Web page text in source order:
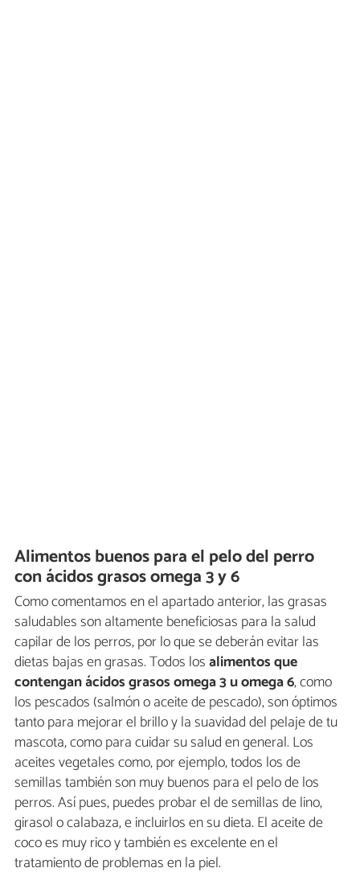
Alimentos buenos para el pelo del perro
con ácidos grasos omega 3 y 6
Como comentamos en el apartado anterior, las grasas
saludables son altamente beneficiosas para la salud
capilar de los perros, por lo que se deberán evitar las
dietas bajas en grasas. Todos losalimentos que
contengan ácidos grasos omega 3 u omega 6, como
los pescados (salmón o aceite de pescado), son óptimos
tanto para mejorar el brillo y la suavidad del pelaje de tu
mascota, como para cuidar su salud en general. Los
aceites vegetales como, por ejemplo, todos los de
semillas también son muy buenos para el pelo de los
perros. Así pues, puedes probar el de semillas de lino,
girasol o calabaza, e incluirlos en su dieta. El aceite de
coco es muy rico y también es excelente en el
tratamiento de problemas en la piel.